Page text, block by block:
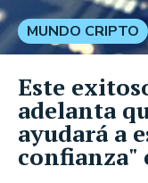
MUNDO CRIPTO
Este
adelanta
ayudará a
confianza"